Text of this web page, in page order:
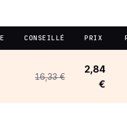
CONSEILLÉ PRIX
16,33 €
2,84
€